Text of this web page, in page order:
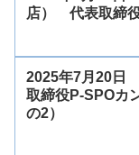
店） 代表取締
2025年7月20日
取締役P-SPO
の2）